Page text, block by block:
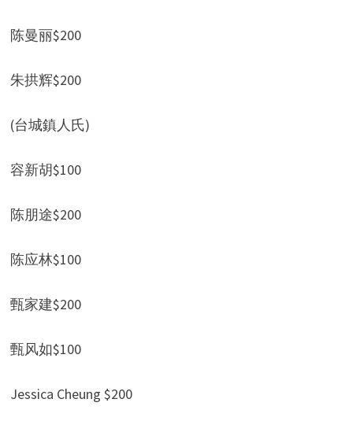
陈曼丽$200
朱拱辉$200
(台城鎮人氏)
容新胡$100
陈朋途$200
陈应林$100
甄家建$200
甄风如$100
Jessica Cheung $200